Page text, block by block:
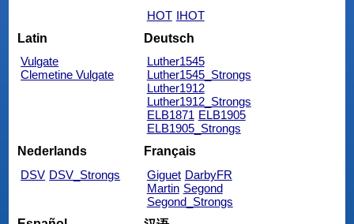
HOT IHOT
Latin
Vulgate
Clemetine Vulgate
Deutsch
Luther1545
Luther1545_Strongs
Luther1912
Luther1912_Strongs
ELB1871 ELB1905
ELB1905_Strongs
Nederlands
DSV DSV_Strongs
Français
Giguet DarbyFR
Martin Segond
Segond_Strongs